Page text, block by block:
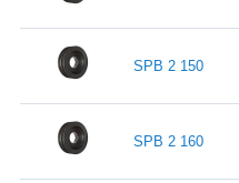
SPB 2 150
SPB 2 160